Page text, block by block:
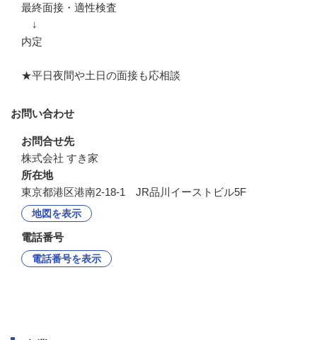
最終面接・適性検査
↓
内定
★平日夜間や土日の面接も応相談
お問い合わせ
お問合せ先
株式会社 すき家
所在地
東京都港区港南2-18-1 JR品川イーストビル5F
地図を表示
電話番号
電話番号を表示